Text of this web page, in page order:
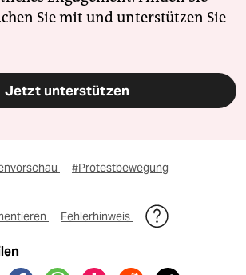
Sie mit und unterstützen Sie
Jetzt unterstützen
#Protestbewegung
Fehlerhinweis